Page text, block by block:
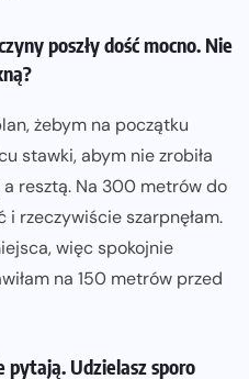
poszły dość mocno. Nie
żebym na początku
stawki, abym nie zrobiła
resztą. Na 300 metrów do
i rzeczywiście szarpnęłam.
więc spokojnie
na 150 metrów przed
pytają. Udzielasz sporo